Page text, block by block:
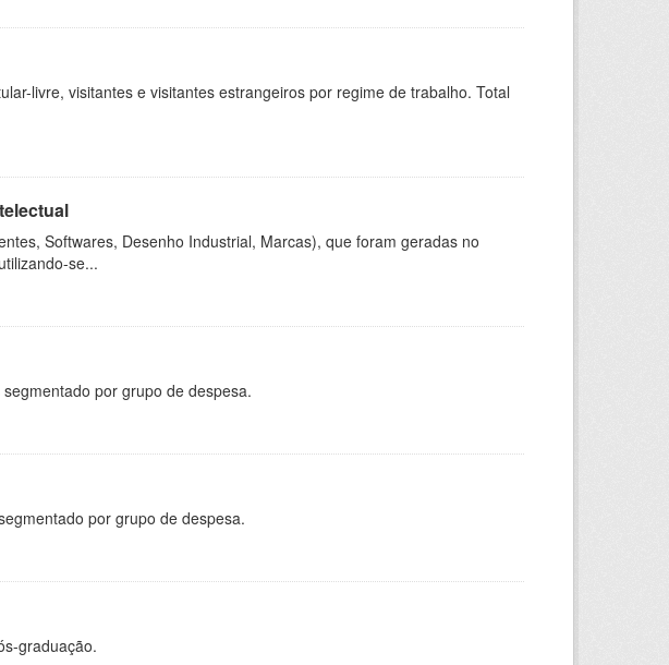
livre, visitantes e visitantes estrangeiros por regime de trabalho. Total
Softwares, Desenho Industrial, Marcas), que foram geradas no
se...
por grupo de despesa.
por grupo de despesa.
graduação.